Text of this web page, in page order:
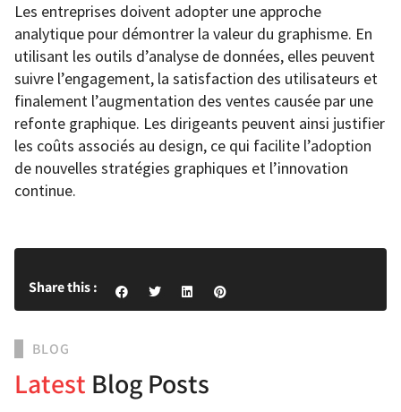
Les entreprises doivent adopter une approche
analytique pour démontrer la valeur du graphisme. En
utilisant les outils d’analyse de données, elles peuvent
suivre l’engagement, la satisfaction des utilisateurs et
finalement l’augmentation des ventes causée par une
refonte graphique. Les dirigeants peuvent ainsi justifier
les coûts associés au design, ce qui facilite l’adoption
de nouvelles stratégies graphiques et l’innovation
continue.
Share this :
BLOG
Latest Blog Posts